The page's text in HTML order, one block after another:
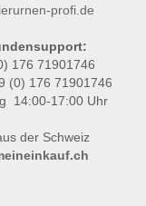
profi.de
176 71901746
(0) 176 71901746
14:00-17:00 Uhr
der Schweiz